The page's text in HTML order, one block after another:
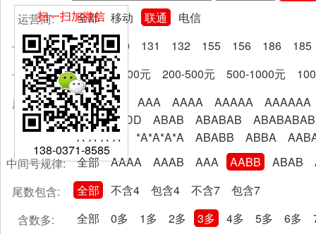
运营商:
全部 移动 联通
电信
号段分类:
全部 130 131 132 155 156 186
185
卡费区间:
全部 0-200元 200-500元 500-1000元
尾号规律:
全部 AA AAA AAAA AAAAA
AAAAAA
AABBCCDD
ABAB ABABAB
ABABABAB
A*A*A*A*
*A*A*A*A ABABB ABBA
中间号规律:
全部 AAAA AAAB AAA AABB ABAB
尾数包含:
全部 不含4 包含4 不含7
包含7
含数多:
全部 0多 1多 2多 3多 4多 5多 6多
扫一扫加微信
138-0371-8585